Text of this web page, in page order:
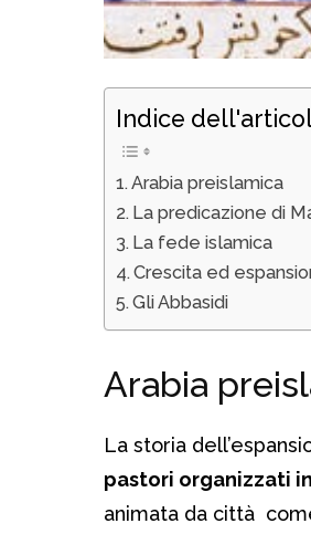
Indice
Arabia preislamica
La predicazione di
La fede islamica
Crescita ed
Gli Abbasidi
Arabia
La storia
pastori organizzati
animata da città